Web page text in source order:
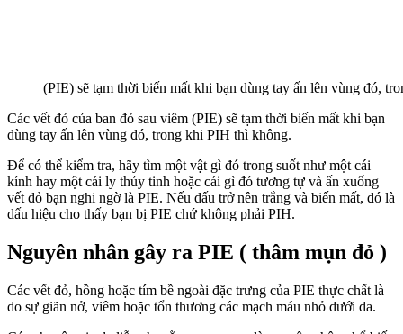
(PIE) sẽ tạm thời biến mất khi bạn dùng tay ấn lên vùng đó,
Các vết đỏ của ban đỏ sau viêm (PIE) sẽ tạm thời biến mất khi bạn
dùng tay ấn lên vùng đó, trong khi PIH thì không.
Để có thể kiểm tra, hãy tìm một vật gì đó trong suốt như một cái
kính hay một cái ly thủy tinh hoặc cái gì đó tương tự và ấn xuống
vết đỏ bạn nghi ngờ là PIE. Nếu dấu trở nên trắng và biến mất, đó là
dấu hiệu cho thấy bạn bị PIE chứ không phải PIH.
Nguyên nhân gây ra PIE ( thâm mụn đỏ )
Các vết đỏ, hồng hoặc tím bề ngoài đặc trưng của PIE thực chất là
do sự giãn nở, viêm hoặc tổn thương các mạch máu nhỏ dưới da.